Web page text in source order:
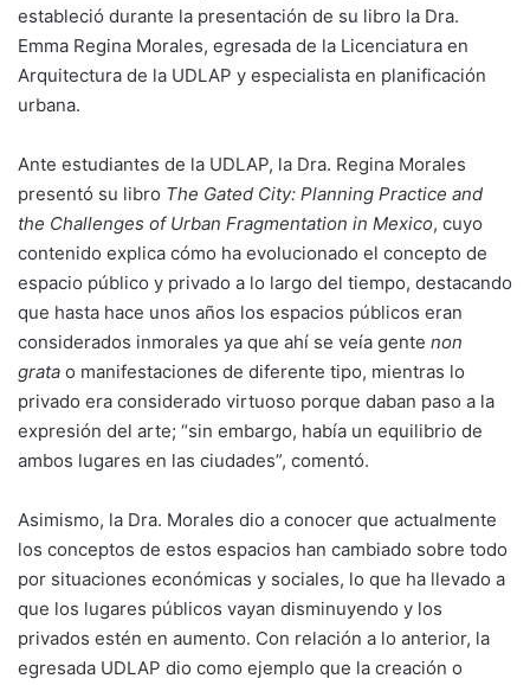
estableció durante la presentación de su libro la Dra.
Emma Regina Morales, egresada de la Licenciatura en
Arquitectura de la UDLAP y especialista en planificación
urbana.
Ante estudiantes de la UDLAP, la Dra. Regina Morales
presentó su libro The Gated City: Planning Practice and
the Challenges of Urban Fragmentation in Mexico, cuyo
contenido explica cómo ha evolucionado el concepto de
espacio público y privado a lo largo del tiempo, destacando
que hasta hace unos años los espacios públicos eran
considerados inmorales ya que ahí se veía gente non
grata o manifestaciones de diferente tipo, mientras lo
privado era considerado virtuoso porque daban paso a la
expresión del arte; “sin embargo, había un equilibrio de
ambos lugares en las ciudades”, comentó.
Asimismo, la Dra. Morales dio a conocer que actualmente
los conceptos de estos espacios han cambiado sobre todo
por situaciones económicas y sociales, lo que ha llevado a
que los lugares públicos vayan disminuyendo y los
privados estén en aumento. Con relación a lo anterior, la
egresada UDLAP dio como ejemplo que la creación o